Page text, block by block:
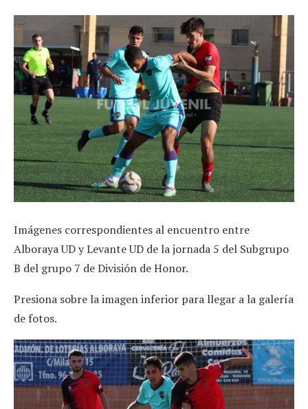
Imágenes correspondientes al encuentro entre
Alboraya UD y Levante UD de la jornada 5 del Subgrupo
B del grupo 7 de División de Honor.
Presiona sobre la imagen inferior para llegar a la galería
de fotos.